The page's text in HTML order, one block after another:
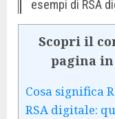
esempi di RSA
Scopri il
pagina
Cosa significa
RSA digitale: